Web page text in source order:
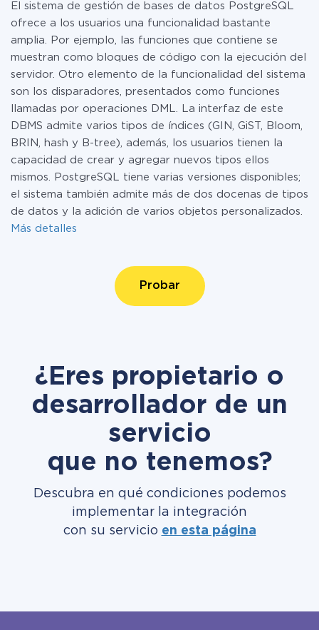
El sistema de gestión de bases de datos PostgreSQL
ofrece a los usuarios una funcionalidad bastante
amplia. Por ejemplo, las funciones que contiene se
muestran como bloques de código con la ejecución del
servidor. Otro elemento de la funcionalidad del sistema
son los disparadores, presentados como funciones
llamadas por operaciones DML. La interfaz de este
DBMS admite varios tipos de índices (GIN, GiST, Bloom,
BRIN, hash y B-tree), además, los usuarios tienen la
capacidad de crear y agregar nuevos tipos ellos
mismos. PostgreSQL tiene varias versiones disponibles;
el sistema también admite más de dos docenas de tipos
de datos y la adición de varios objetos personalizados.
Más detalles
Probar
¿Eres propietario o
desarrollador de un
servicio
que no tenemos?
Descubra en qué condiciones podemos
implementar la integración
con su servicio en esta página